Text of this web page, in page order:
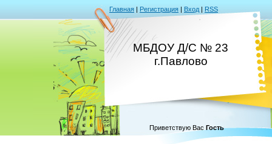
Главная | Регистрация | Вход | RSS
МБДОУ Д/С № 23
г.Павлово
Приветствую Вас Гость